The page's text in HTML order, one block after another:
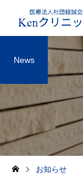
News
お知らせ